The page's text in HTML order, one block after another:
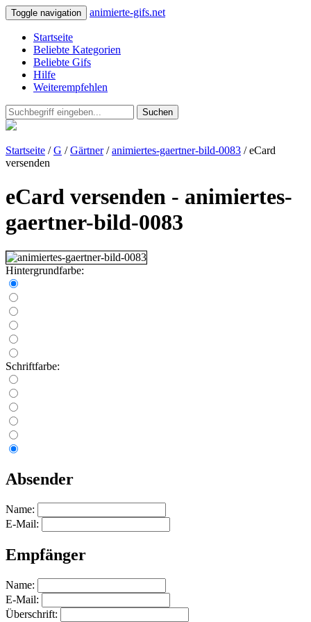
Toggle navigation animierte-gifs.net
Startseite
Beliebte Kategorien
Beliebte Gifs
Hilfe
Weiterempfehlen
Suchen
Startseite /G /Gärtner/animiertes-gaertner-bild-0083 / eCard
versenden
eCard versenden - animiertes-
gaertner-bild-0083
Hintergrundfarbe:
Schriftfarbe:
Absender
Name:
E-Mail:
Empfänger
Name:
E-Mail:
Überschrift: